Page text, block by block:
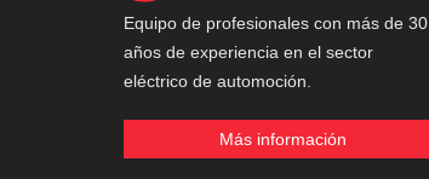
Equipo de profesionales con más de 30
años de experiencia en el sector
eléctrico de automoción.
Más información